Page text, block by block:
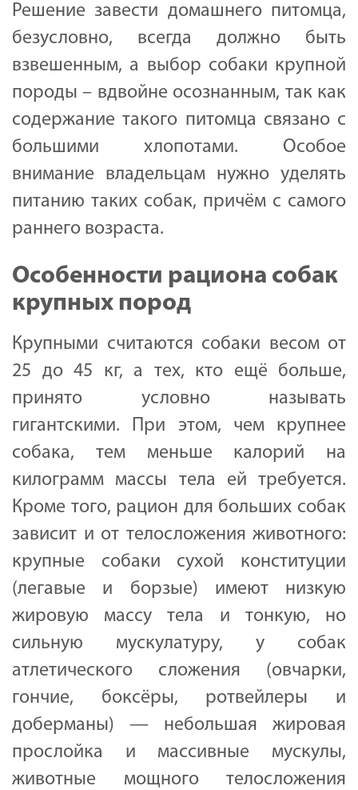
Решение завести домашнего питомца,
безусловно, всегда должно быть
взвешенным, а выбор собаки крупной
породы – вдвойне осознанным, так как
содержание такого питомца связано с
большими хлопотами. Особое
внимание владельцам нужно уделять
питанию таких собак, причём с самого
раннего возраста.
Особенности рациона собак
крупных пород
Крупными считаются собаки весом от
25 до 45 кг, а тех, кто ещё больше,
принято условно называть
гигантскими. При этом, чем крупнее
собака, тем меньше калорий на
килограмм массы тела ей требуется.
Кроме того, рацион для больших собак
зависит и от телосложения животного:
крупные собаки сухой конституции
(легавые и борзые) имеют низкую
жировую массу тела и тонкую, но
сильную мускулатуру, у собак
атлетического сложения (овчарки,
гончие, боксёры, ротвейлеры и
доберманы) — небольшая жировая
прослойка и массивные мускулы,
животные мощного телосложения